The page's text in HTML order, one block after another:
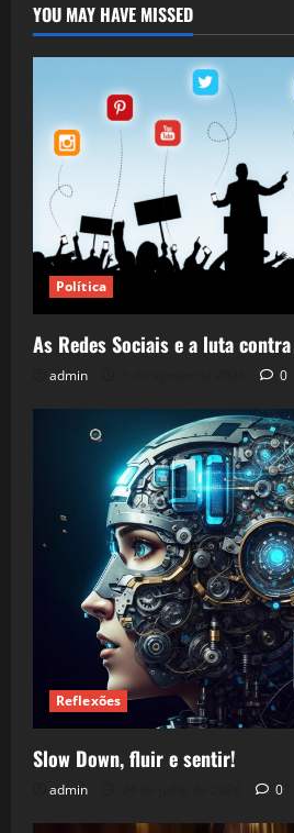
YOU MAY HAVE MISSED
Política
As Redes Sociais e a luta contra
admin 0
Reflexões
Slow Down, fluir e sentir!
admin 0